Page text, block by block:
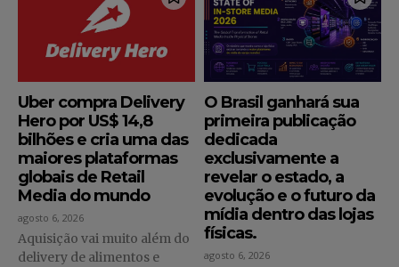
Uber compra Delivery
Hero por US$ 14,8
bilhões e cria uma das
maiores plataformas
globais de Retail
Media do mundo
agosto 6, 2026
Aquisição vai muito além do
delivery de alimentos e
O Brasil ganhará sua
primeira publicação
dedicada
exclusivamente a
revelar o estado, a
evolução e o futuro da
mídia dentro das lojas
físicas.
agosto 6, 2026